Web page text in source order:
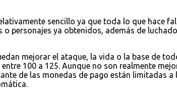
sencillo ya que toda lo que hace
personajes ya obtenidos, además de
mejorar el ataque, la vida o la base de
100 a 125. Aunque no son realmente
de las monedas de pago están limitadas